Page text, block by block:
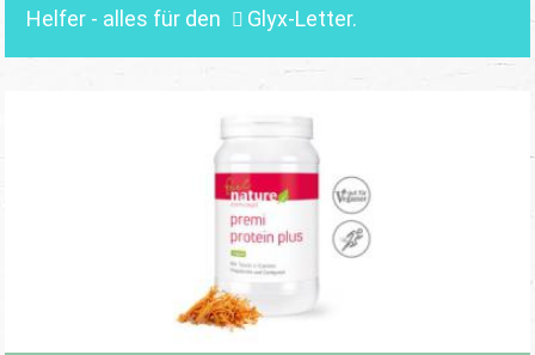
Helfer - alles für den
Glyx-Letter.